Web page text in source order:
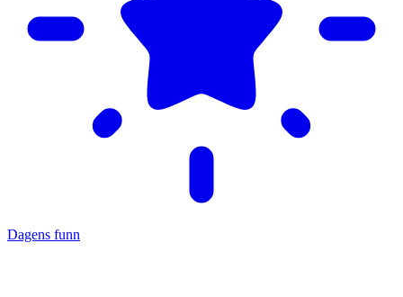
Dagens funn